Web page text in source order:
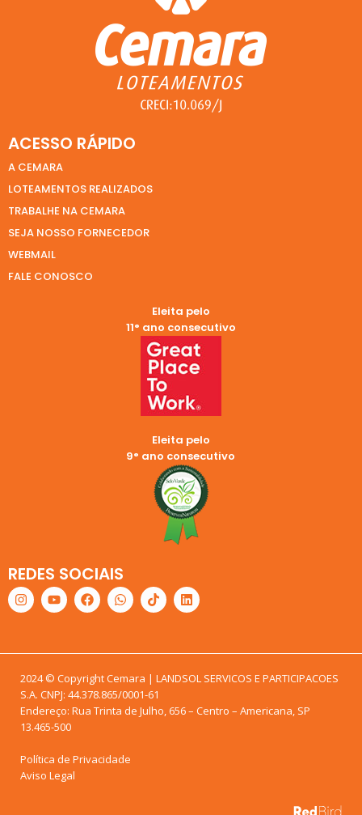
ACESSO RÁPIDO
A CEMARA
LOTEAMENTOS REALIZADOS
TRABALHE NA CEMARA
SEJA NOSSO FORNECEDOR
WEBMAIL
FALE CONOSCO
Eleita pelo
11° ano consecutivo
Eleita pelo
9° ano consecutivo
REDES SOCIAIS
2024 © Copyright Cemara | LANDSOL SERVICOS E PARTICIPACOES
S.A. CNPJ: 44.378.865/0001-61
Endereço: Rua Trinta de Julho, 656 – Centro – Americana, SP
13.465-500
Política de Privacidade
Aviso Legal